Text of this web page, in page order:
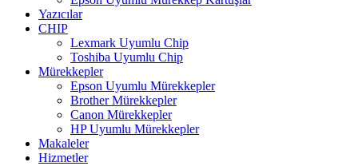
Yazıcılar
CHIP
Lexmark Uyumlu Chip
Toshiba Uyumlu Chip
Mürekkepler
Epson Uyumlu Mürekkepler
Brother Mürekkepler
Canon Mürekkepler
HP Uyumlu Mürekkepler
Makaleler
Hizmetler